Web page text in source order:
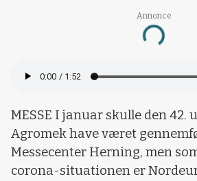
Annonce
Loading...
MESSE I januar skulle den 42.
Agromek have været
Messecenter Herning, men
corona-situationen er